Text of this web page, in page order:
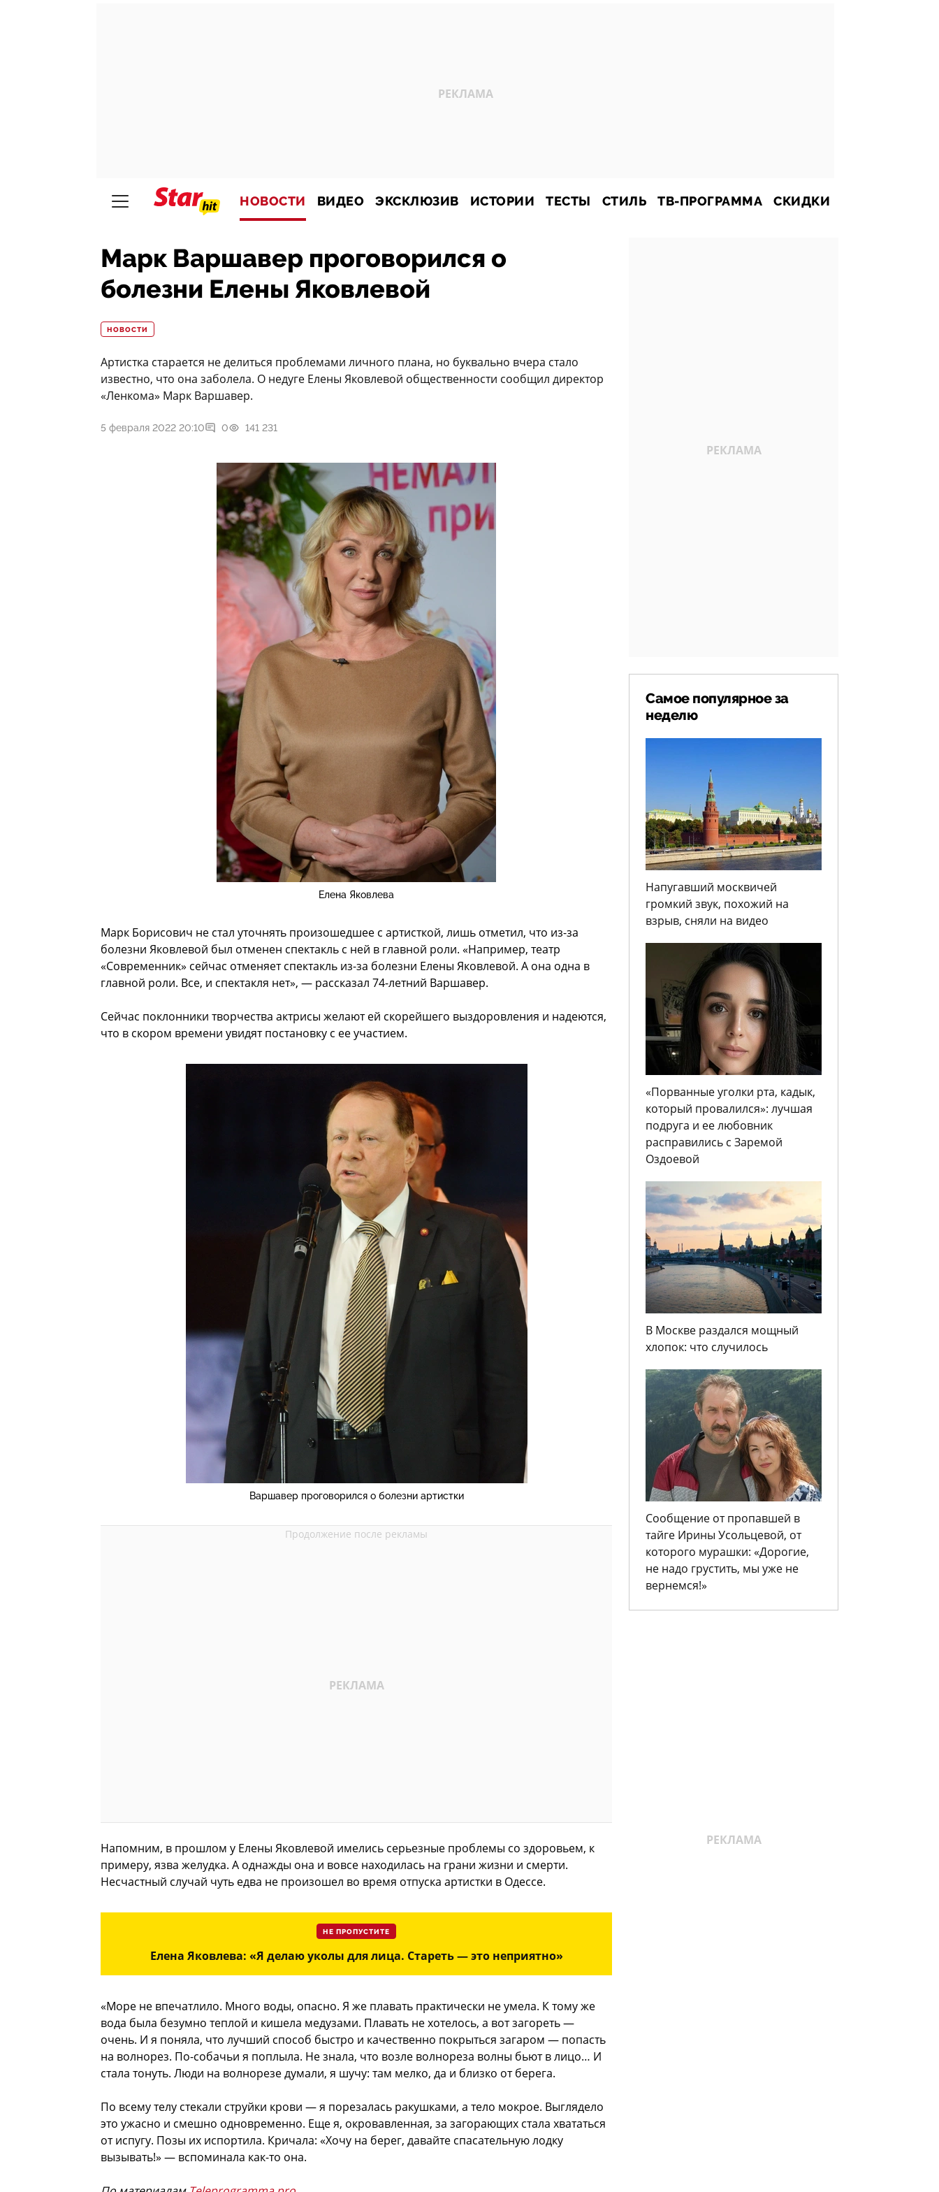
НОВОСТИ ВИДЕО ЭКСКЛЮЗИВ ИСТОРИИ ТЕСТЫ СТИЛЬ ТВ-ПРОГРАММА СКИДКИ
Марк Варшавер проговорился о
болезни Елены Яковлевой
НОВОСТИ
Артистка старается не делиться проблемами личного плана, но буквально вчера стало
известно, что она заболела. О недуге Елены Яковлевой общественности сообщил директор
«Ленкома» Марк Варшавер.
5 февраля 2022 20:10 0 141 231
Елена Яковлева
Марк Борисович не стал уточнять произошедшее с артисткой, лишь отметил, что из-за
болезни Яковлевой был отменен спектакль с ней в главной роли. «Например, театр
«Современник» сейчас отменяет спектакль из-за болезни Елены Яковлевой. А она одна в
главной роли. Все, и спектакля нет», — рассказал 74-летний Варшавер.
Сейчас поклонники творчества актрисы желают ей скорейшего выздоровления и надеются,
что в скором времени увидят постановку с ее участием.
Варшавер проговорился о болезни артистки
Напомним, в прошлом у Елены Яковлевой имелись серьезные проблемы со здоровьем, к
примеру, язва желудка. А однажды она и вовсе находилась на грани жизни и смерти.
Несчастный случай чуть едва не произошел во время отпуска артистки в Одессе.
НЕ ПРОПУСТИТЕ
Елена Яковлева: «Я делаю уколы для лица. Стареть — это неприятно»
«Море не впечатлило. Много воды, опасно. Я же плавать практически не умела. К тому же
вода была безумно теплой и кишела медузами. Плавать не хотелось, а вот загореть —
очень. И я поняла, что лучший способ быстро и качественно покрыться загаром — попасть
на волнорез. По-собачьи я поплыла. Не знала, что возле волнореза волны бьют в лицо… И
стала тонуть. Люди на волнорезе думали, я шучу: там мелко, да и близко от берега.
По всему телу стекали струйки крови — я порезалась ракушками, а тело мокрое. Выглядело
это ужасно и смешно одновременно. Еще я, окровавленная, за загорающих стала хвататься
от испугу. Позы их испортила. Кричала: «Хочу на берег, давайте спасательную лодку
вызывать!» — вспоминала как-то она.
Самое популярное за
неделю
Напугавший москвичей
громкий звук, похожий на
взрыв, сняли на видео
«Порванные уголки рта, кадык,
который провалился»: лучшая
подруга и ее любовник
расправились с Заремой
Оздоевой
В Москве раздался мощный
хлопок: что случилось
Сообщение от пропавшей в
тайге Ирины Усольцевой, от
которого мурашки: «Дорогие,
не надо грустить, мы уже не
вернемся!»